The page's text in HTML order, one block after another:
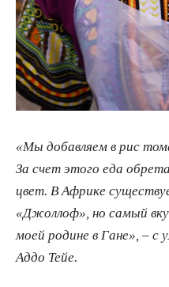
«Мы добавляем в рис
За счет этого еда
цвет. В Африке
«Джоллоф», но самый
моей родине в Гане», – с
Аддо Тейе.